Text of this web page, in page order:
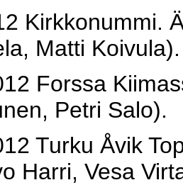
Kirkkonummi.
Matti Koivula).
Forssa
Petri Salo).
Turku Åvik
Harri, Vesa